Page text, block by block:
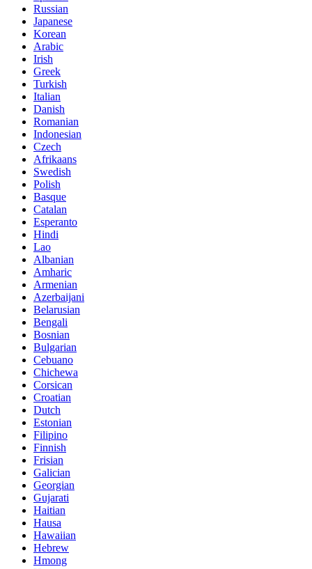
Russian
Japanese
Korean
Arabic
Irish
Greek
Turkish
Italian
Danish
Romanian
Indonesian
Czech
Afrikaans
Swedish
Polish
Basque
Catalan
Esperanto
Hindi
Lao
Albanian
Amharic
Armenian
Azerbaijani
Belarusian
Bengali
Bosnian
Bulgarian
Cebuano
Chichewa
Corsican
Croatian
Dutch
Estonian
Filipino
Finnish
Frisian
Galician
Georgian
Gujarati
Haitian
Hausa
Hawaiian
Hebrew
Hmong